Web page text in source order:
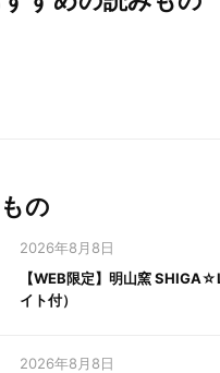
の
2026年8月8日
【WEB限定】明山窯
イト付）
2026年8月8日